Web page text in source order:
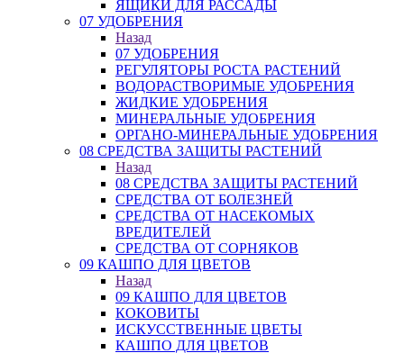
ЯЩИКИ ДЛЯ РАССАДЫ
07 УДОБРЕНИЯ
Назад
07 УДОБРЕНИЯ
РЕГУЛЯТОРЫ РОСТА РАСТЕНИЙ
ВОДОРАСТВОРИМЫЕ УДОБРЕНИЯ
ЖИДКИЕ УДОБРЕНИЯ
МИНЕРАЛЬНЫЕ УДОБРЕНИЯ
ОРГАНО-МИНЕРАЛЬНЫЕ УДОБРЕНИЯ
08 СРЕДСТВА ЗАЩИТЫ РАСТЕНИЙ
Назад
08 СРЕДСТВА ЗАЩИТЫ РАСТЕНИЙ
СРЕДСТВА ОТ БОЛЕЗНЕЙ
СРЕДСТВА ОТ НАСЕКОМЫХ
ВРЕДИТЕЛЕЙ
СРЕДСТВА ОТ СОРНЯКОВ
09 КАШПО ДЛЯ ЦВЕТОВ
Назад
09 КАШПО ДЛЯ ЦВЕТОВ
КОКОВИТЫ
ИСКУССТВЕННЫЕ ЦВЕТЫ
КАШПО ДЛЯ ЦВЕТОВ